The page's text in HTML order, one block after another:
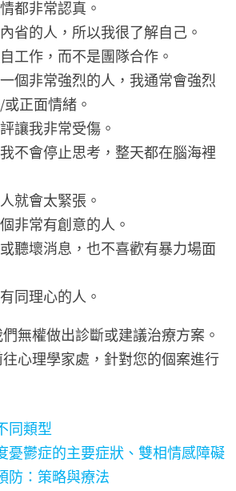
都非常認真。
省的人，所以我很了解自己。
工作，而不是團隊合作。
個非常強烈的人，我通常會強烈
正面情緒。
讓我非常受傷。
不會停止思考，整天都在腦海裡
就會太緊張。
非常有創意的人。
聽壞消息，也不喜歡有暴力場面
同理心的人。
無權做出診斷或建議治療方案。
心理學家處，針對您的個案進行
同類型
憂鬱症的主要症狀、雙相情感障礙
防：策略與療法